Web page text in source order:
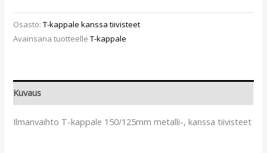
Osasto:T-kappale kanssa tiivisteet
Avainsana tuotteelleT-kappale
Kuvaus
Ilmanvaihto T-kappale 150/125mm metalli-, kanssa tiivisteet